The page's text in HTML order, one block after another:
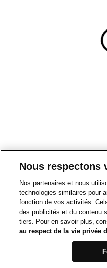
Nous respectons
Nos partenaires et nous
technologies similaires pour
fonction de vos activités.
des publicités et du contenu
tiers. Pour en savoir plus,
au respect de la vie privée